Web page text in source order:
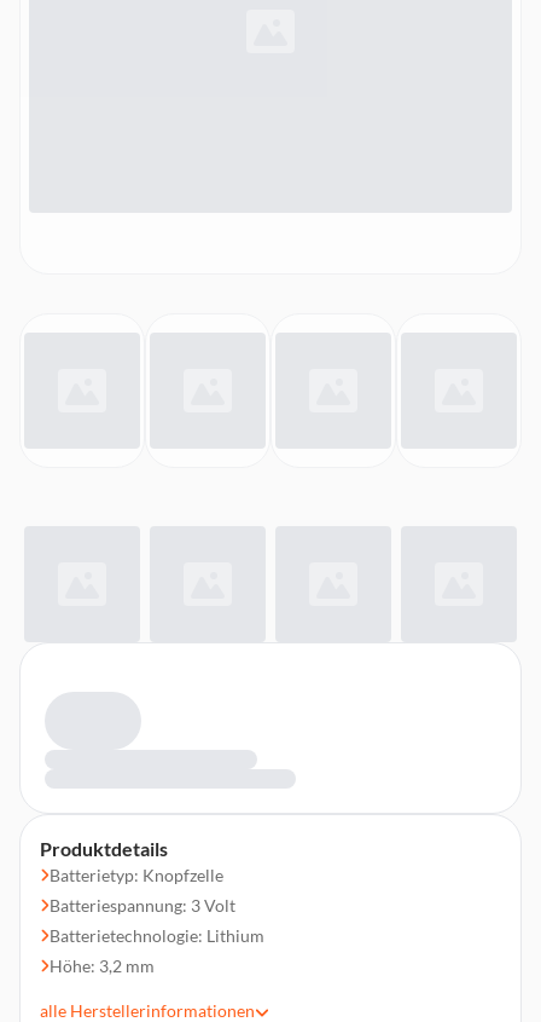
Produktdetails
Batterietyp: Knopfzelle
Batteriespannung: 3 Volt
Batterietechnologie: Lithium
Höhe: 3,2 mm
alle Herstellerinformationen